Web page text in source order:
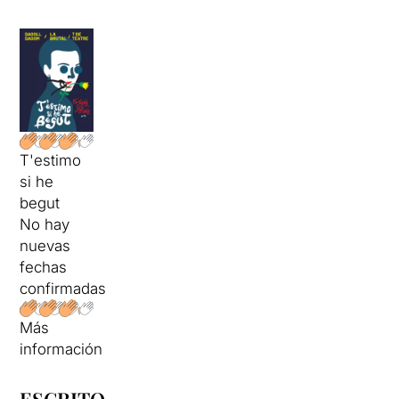
T'estimo
si he
begut
No hay
nuevas
fechas
confirmadas
Más
información